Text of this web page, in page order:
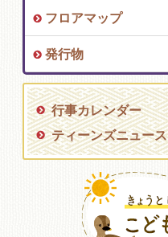
フロアマップ
発行物
行事カレンダー
ティーンズニュース